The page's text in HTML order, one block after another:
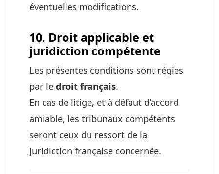
éventuelles modifications.
10. Droit applicable et
juridiction compétente
Les présentes conditions sont régies
par le droit français.
En cas de litige, et à défaut d’accord
amiable, les tribunaux compétents
seront ceux du ressort de la
juridiction française concernée.